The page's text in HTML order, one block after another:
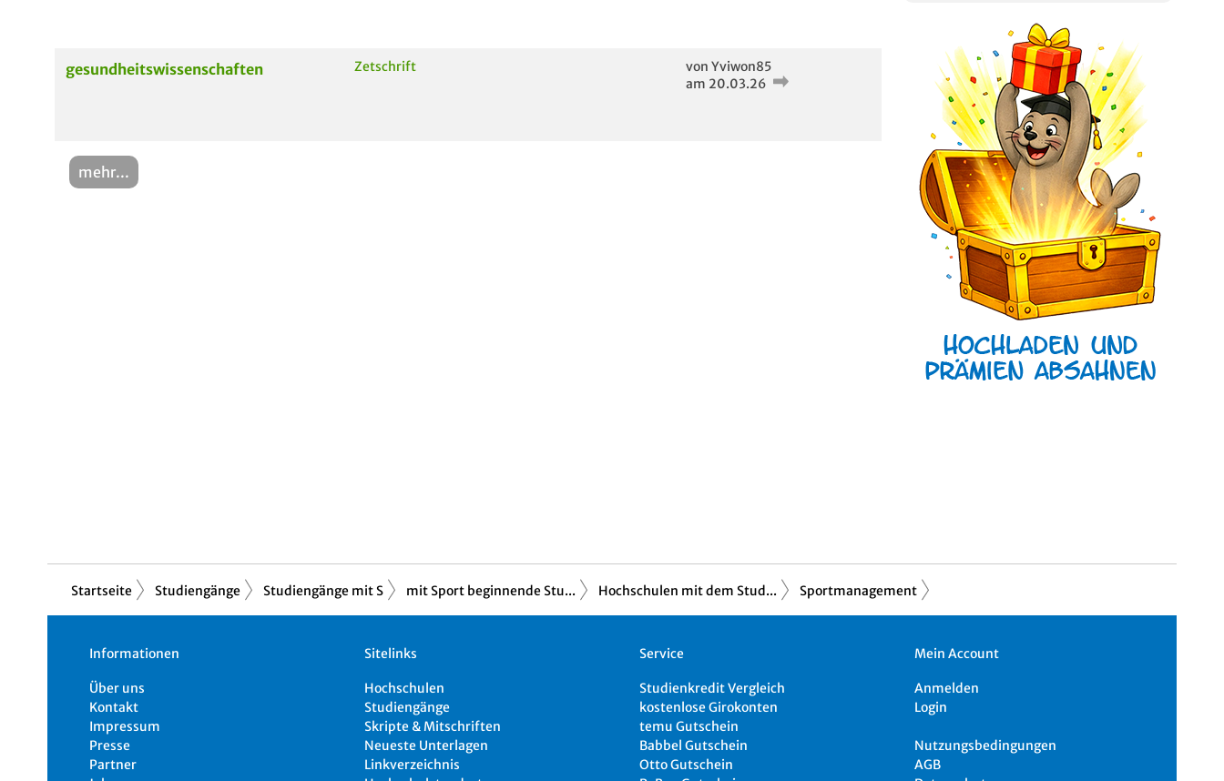
gesundheitswissenschaften Zetschrift
von Yviwon85
am 20.03.26
mehr...
Startseite Studiengänge Studiengänge mit S mit Sport beginnende Stu... Hochschulen mit dem Stud... Sportmanagement
Informationen
Über uns
Kontakt
Impressum
Presse
Partner
Sitelinks
Hochschulen
Studiengänge
Skripte & Mitschriften
Neueste Unterlagen
Linkverzeichnis
Service
Studienkredit Vergleich
kostenlose Girokonten
temu Gutschein
Babbel Gutschein
Otto Gutschein
Mein Account
Anmelden
Login
Nutzungsbedingungen
AGB